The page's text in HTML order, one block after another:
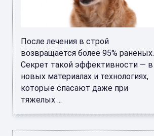
После лечения в строй
возвращается более 95% раненых.
Секрет такой эффективности — в
новых материалах и технологиях,
которые спасают даже при
тяжелых ...